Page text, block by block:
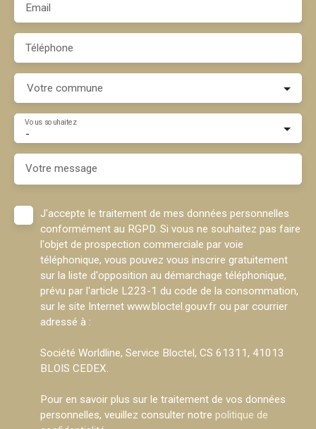
Email
Téléphone
Votre commune
-
Vous souhaitez
Votre message
J'accepte le traitement de mes données personnelles
conformément au RGPD. Si vous ne souhaitez pas faire
l'objet de prospection commerciale par voie
téléphonique, vous pouvez vous inscrire gratuitement
sur la liste d'opposition au démarchage téléphonique,
prévu par l'article L223-1 du code de la consommation,
sur le site Internet www.bloctel.gouv.fr ou par courrier
adressé à :
Société Worldline, Service Bloctel, CS 61311, 41013
BLOIS CEDEX.
Pour en savoir plus sur le traitement de vos données
personnelles, veuillez consulter notre politique de